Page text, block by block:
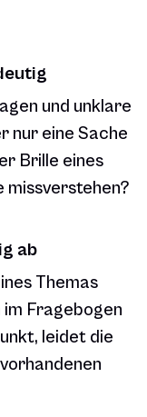
und unklare
nur eine Sache
Brille eines
missverstehen?
ab
Themas
Fragebogen
leidet die